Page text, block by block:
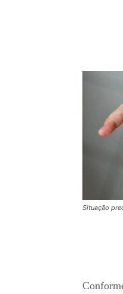
Situação